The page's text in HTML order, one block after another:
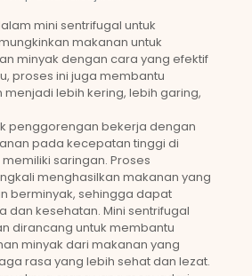
mini sentrifugal untuk
makanan untuk
minyak dengan cara yang efektif
proses ini juga membantu
lebih kering, lebih garing,
penggorengan bekerja dengan
pada kecepatan tinggi di
saringan. Proses
menghasilkan makanan yang
berminyak, sehingga dapat
dan kesehatan. Mini sentrifugal
dirancang untuk membantu
minyak dari makanan yang
rasa yang lebih sehat dan lezat.